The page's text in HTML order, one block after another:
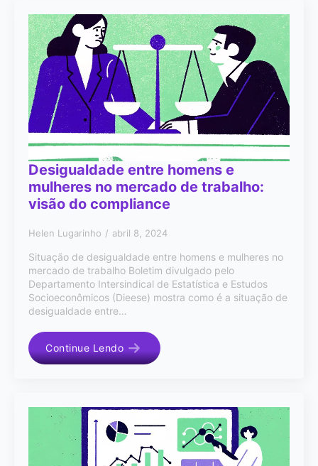
Desigualdade entre homens e
mulheres no mercado de trabalho:
visão do compliance
Helen Lugarinho abril 8, 2024
Situação de desigualdade entre homens e mulheres no
mercado de trabalho Boletim divulgado pelo
Departamento Intersindical de Estatística e Estudos
Socioeconômicos (Dieese) mostra como é a situação de
desigualdade entre…
Continue Lendo